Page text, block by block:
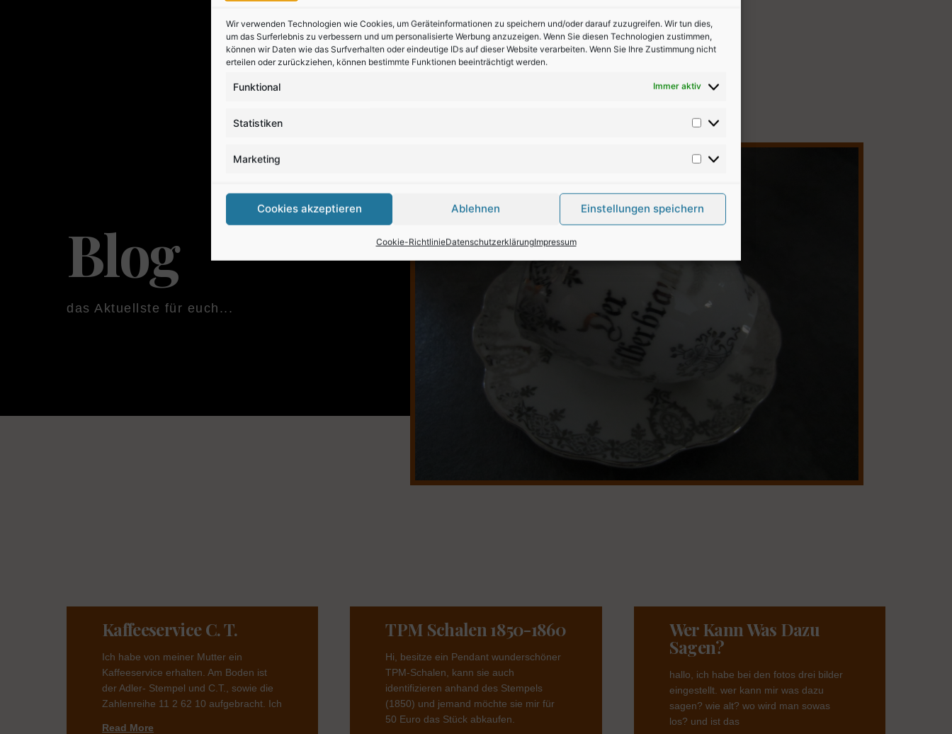
Wir verwenden Technologien wie Cookies, um Geräteinformationen zu speichern und/oder darauf zuzugreifen. Wir tun dies,
um das Surferlebnis zu verbessern und um personalisierte Werbung anzuzeigen. Wenn Sie diesen Technologien zustimmen,
können wir Daten wie das Surfverhalten oder eindeutige IDs auf dieser Website verarbeiten. Wenn Sie Ihre Zustimmung nicht
erteilen oder zurückziehen, können bestimmte Funktionen beeinträchtigt werden.
Funktional Immer aktiv
Statistiken
Marketing
Cookies akzeptieren Ablehnen Einstellungen speichern
Cookie-RichtlinieDatenschutzerklärungImpressum
Blog
das Aktuellste für euch...
Kaffeeservice C. T.
Ich habe von meiner Mutter ein
Kaffeeservice erhalten. Am Boden ist
der Adler- Stempel und C.T., sowie die
Zahlenreihe 11 2 62 10 aufgebracht. Ich
Read More
TPM Schalen 1850-1860
Hi, besitze ein Pendant wunderschöner
TPM-Schalen, kann sie auch
identifizieren anhand des Stempels
(1850) und jemand möchte sie mir für
50 Euro das Stück abkaufen.
Wer Kann Was Dazu
Sagen?
hallo, ich habe bei den fotos drei bilder
eingestellt. wer kann mir was dazu
sagen? wie alt? wo wird man sowas
los? und ist das